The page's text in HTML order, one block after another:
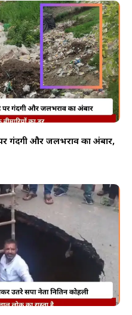
गंदगी और जलभराव का अंबार,